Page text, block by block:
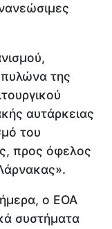
πυλώνα της
αυτάρκειας
του
προς όφελος
ο ΕΟΑ
συστήματα